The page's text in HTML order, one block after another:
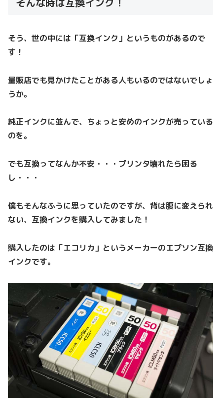
そう、世の中には「互換インク」というものがあるので
す！
量販店でも見かけたことがある人もいるのではないでしょ
うか。
純正インクに並んで、ちょっと安めのインクが売っている
のを。
でも互換ってなんか不安・・・プリンタ壊れたら困る
し・・・
僕もそんなふうに思っていたのですが、背は腹に変えられ
ない、互換インクを購入してみました！
購入したのは「エコリカ」というメーカーのエプソン互換
インクです。